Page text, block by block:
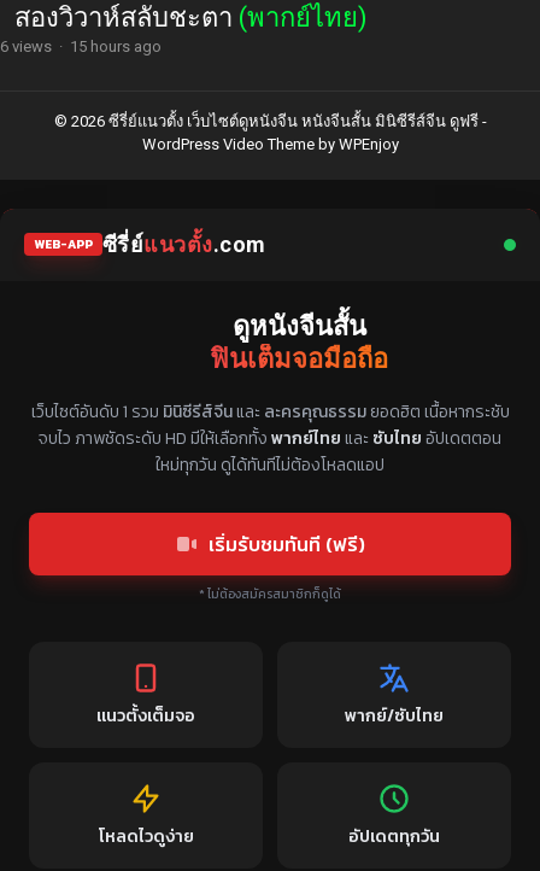
สองวิวาห์สลับชะตา (พากย์ไทย)
6 views · 15 hours ago
© 2026 ซีรี่ย์แนวตั้ง เว็บไซต์ดูหนังจีน หนังจีนสั้น มินิซีรีส์จีน ดูฟรี -
WordPress Video Themeby WPEnjoy
WEB-APP ซีรี่ย์แนวตั้ง.com
ดูหนังจีนสั้น
ฟินเต็มจอมือถือ
เว็บไซต์อันดับ 1 รวม มินิซีรีส์จีนและ ละครคุณธรรมยอดฮิต เนื้อหากระชับ
จบไว ภาพชัดระดับ HD มีให้เลือกทั้งพากย์ไทยและ ซับไทยอัปเดตตอน
ใหม่ทุกวัน ดูได้ทันทีไม่ต้องโหลดแอป
เริ่มรับชมทันที (ฟรี)
* ไม่ต้องสมัครสมาชิกก็ดูได้
แนวตั้งเต็มจอ พากย์/ซับไทย
โหลดไวดูง่าย อัปเดตทุกวัน